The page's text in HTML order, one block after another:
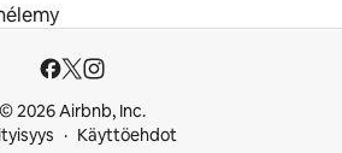
© 2026 Airbnb, Inc.
Käyttöehdot